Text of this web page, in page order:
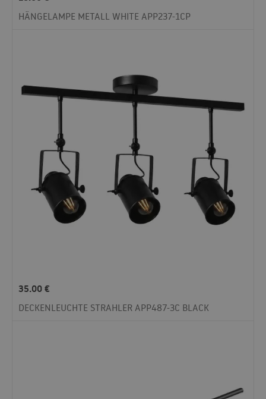
HÄNGELAMPE METALL WHITE APP237-1CP
35.00€
DECKENLEUCHTE STRAHLER APP487-3C BLACK